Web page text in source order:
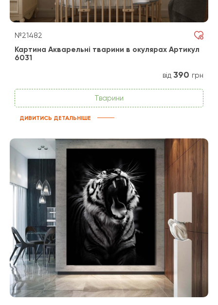
№21482
Картина Акварельні тварини в окулярах Артикул
6031
від 390 грн
Тварини
ДИВИТИСЬ ДЕТАЛЬНІШЕ